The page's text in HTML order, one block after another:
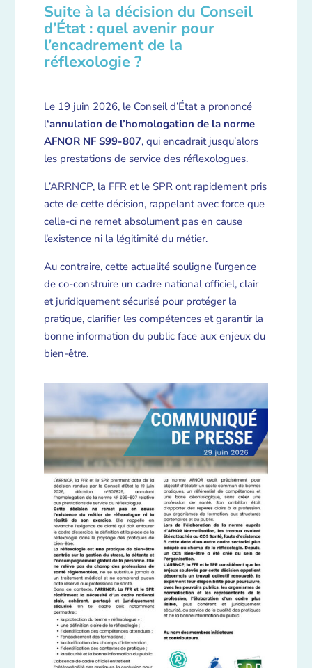
Suite à la décision du Conseil
d’État : quel avenir pour
l’encadrement de la
réflexologie ?
Le 19 juin 2026, le Conseil d’État a prononcé
l‘annulation de l’homologation de la norme
AFNOR NF S99-807, qui encadrait jusqu’alors
les prestations de service des réflexologues.
L’ARRNCP, la FFR et le SPR ont rapidement pris
acte de cette décision, rappelant avec force que
celle-ci ne remet absolument pas en cause
l’existence ni la légitimité du métier.
Au contraire, cette actualité souligne l’urgence
de co-construire un cadre national officiel, clair
et juridiquement sécurisé pour protéger la
pratique, clarifier les compétences et garantir la
bonne information du public face aux enjeux du
bien-être.